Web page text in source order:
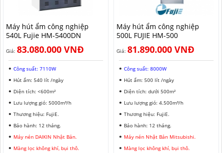
Máy hút ẩm công nghiệp
540L Fujie HM-5400DN
Giá: 83.080.000 VNĐ
Công suất: 7110W
Hút ẩm: 540 lít /ngày
Diện tích: <600m²
Lưu lượng gió: 5000m³/h
Thương hiệu: FujiE.
Bảo hành: 12 tháng.
Máy nén DAIKIN Nhật Bản.
Màng lọc không khí, bụi thô.
Máy hút ẩm công nghiệp
500L FUJIE HM-500
Giá: 81.890.000 VNĐ
Công suất: 8000W
Hút ẩm: 500 lít /ngày
Diện tích: dưới 500m²
Lưu lượng gió: 4.500m³/h
Thương hiệu: FujiE.
Bảo hành: 12 tháng.
Máy nén Nhật Bản Mitsubishi.
Màng lọc không khí, bụi thô.